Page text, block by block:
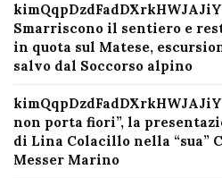
kimQqpDzdFadDXrkHWJAJiY
Smarriscono il sentiero e
in quota sul Matese,
salvo dal Soccorso alpino
kimQqpDzdFadDXrkHWJAJiY
non porta fiori”, la
di Lina Colacillo nella “sua”
Messer Marino